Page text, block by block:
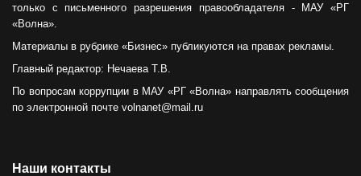
только с письменного разрешения правообладателя - МАУ «РГ
«Волна».
Материалы в рубрике «Бизнес» публикуются на правах рекламы.
Главный редактор: Нечаева Т.В.
По вопросам коррупции в МАУ «РГ «Волна» направлять сообщения
по электронной почте volnanet@mail.ru
Наши контакты